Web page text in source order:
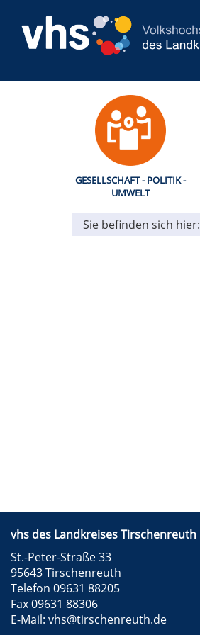
GESELLSCHAFT - POLITIK -
UMWELT
Sie befinden sich hier:
vhs des Landkreises Tirschenreuth
St.-Peter-Straße 33
95643 Tirschenreuth
Telefon 09631 88205
Fax 09631 88306
E-Mail: vhs@tirschenreuth.de